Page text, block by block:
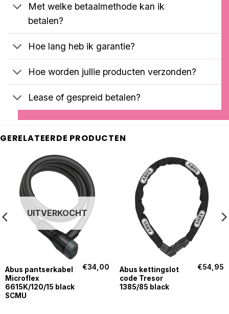
Met welke betaalmethode kan ik
betalen?
Hoe lang heb ik garantie?
Hoe worden jullie producten verzonden?
Lease of gespreid betalen?
GERELATEERDE PRODUCTEN
UITVERKOCHT
Abus pantserkabel
Microflex
6615K/120/15 black
SCMU
€34,00
Abus kettingslot
code Tresor
1385/85 black
€54,95